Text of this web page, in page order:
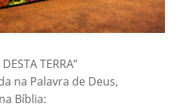
TERRA”
na Palavra de Deus,
Bíblia: